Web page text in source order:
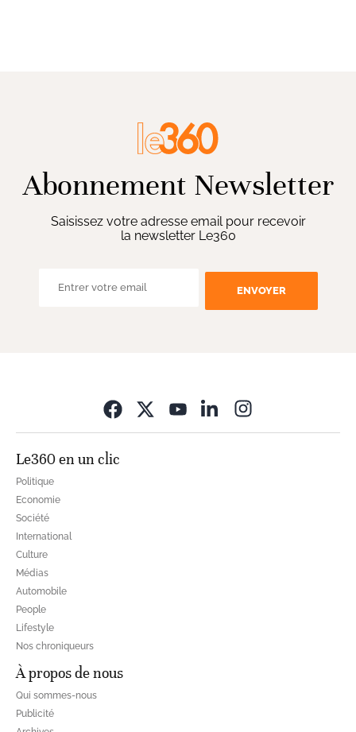
Abonnement Newsletter
Saisissez votre adresse email pour recevoir
la newsletter Le360
ENVOYER
Le360 en un clic
Politique
Economie
Société
International
Culture
Médias
Automobile
People
Lifestyle
Nos chroniqueurs
À propos de nous
Qui sommes-nous
Publicité